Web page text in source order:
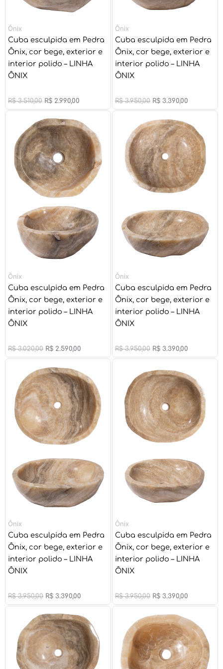
Ônix
Cuba esculpida em Pedra
Ônix, cor bege, exterior e
interior polido – LINHA
ÔNIX
R$3.510,00 R$ 2.990,00
Ônix
Cuba esculpida em Pedra
Ônix, cor bege, exterior e
interior polido – LINHA
ÔNIX
R$3.950,00 R$ 3.390,00
Ônix
Cuba esculpida em Pedra
Ônix, cor bege, exterior e
interior polido – LINHA
ÔNIX
R$3.020,00
preço
original
era:
R$ 3.020,00.
R$ 2.590,00
preço
atual
é:
R$ 2.590,00.
Ônix
Cuba esculpida em Pedra
Ônix, cor bege, exterior e
interior polido – LINHA
ÔNIX
R$3.950,00
preço
original
era:
R$ 3.950,00.
R$ 3.390,00
preço
atual
é:
R$
Ônix
Cuba esculpida em Pedra
Ônix, cor bege, exterior e
interior polido – LINHA
ÔNIX
R$3.950,00
preço
original
era:
R$ 3.950,00.
R$ 3.390,00
preço
atual
é:
R$ 3.390,00.
Ônix
Cuba esculpida em Pedra
Ônix, cor bege, exterior e
interior polido – LINHA
ÔNIX
R$3.950,00
preço
original
era:
R$ 3.950,00.
R$ 3.390,00
preço
atual
é:
R$
preço
original
era:
R$ 3.510,00.
preço
atual
é:
R$ 2.990,00.
preço
original
era:
R$ 3.020,00.
preço
atual
é:
R$